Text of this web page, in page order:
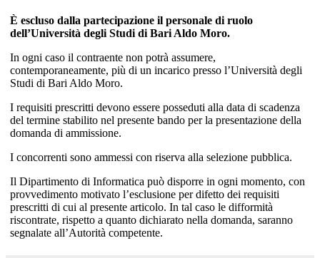
È escluso dalla partecipazione il personale di ruolo
dell’Università degli Studi di Bari Aldo Moro.
In ogni caso il contraente non potrà assumere,
contemporaneamente, più di un incarico presso l’Università degli
Studi di Bari Aldo Moro.
I requisiti prescritti devono essere posseduti alla data di scadenza
del termine stabilito nel presente bando per la presentazione della
domanda di ammissione.
I concorrenti sono ammessi con riserva alla selezione pubblica.
Il Dipartimento di Informatica può disporre in ogni momento, con
provvedimento motivato l’esclusione per difetto dei requisiti
prescritti di cui al presente articolo. In tal caso le difformità
riscontrate, rispetto a quanto dichiarato nella domanda, saranno
segnalate all’Autorità competente.